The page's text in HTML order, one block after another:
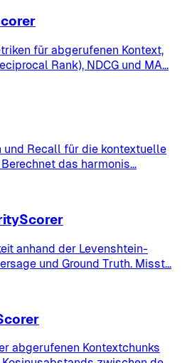
für abgerufenen Kontext,
Rank), NDCG und MA...
und Recall für die kontextuelle
das harmonis...
anhand der Levenshtein-
und Ground Truth. Misst...
abgerufenen Kontextchunks